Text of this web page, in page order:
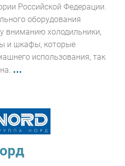
Российской Федерации.
оборудования
вниманию холодильники,
и шкафы, которые
использования, так
...